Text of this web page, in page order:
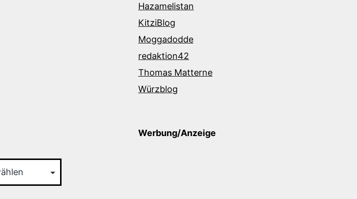
Hazamelistan
KitziBlog
Moggadodde
redaktion42
Thomas Matterne
Würzblog
Werbung/Anzeige